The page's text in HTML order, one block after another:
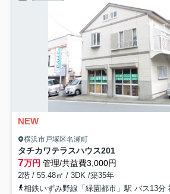
NEW
横浜市戸塚区名瀬町
タチカワテラスハウス201
7万円 管理/共益費3,000円
2階 / 55.48㎡ / 3DK /築35年
相鉄いずみ野線「緑園都市」駅 バス13分 神奈川中央交通